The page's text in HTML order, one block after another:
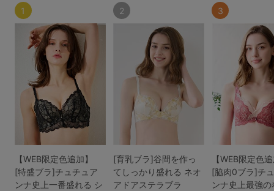
1
【WEB限定色追加】
[特盛ブラ]チュチュア
ンナ史上一番盛れる シ
2
[育乳ブラ]谷間を作っ
てしっかり盛れる ネオ
アドアステラブラ
3
【WEB限定色
[脇肉0ブラ]チ
ンナ史上最強